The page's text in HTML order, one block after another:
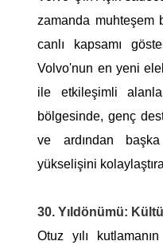
zamanda muhteşem
canlı kapsamı
Volvo'nun en yeni
ile etkileşimli
bölgesinde, genç
ve ardından
yükselişini
30. Yıldönümü:
Otuz yılı